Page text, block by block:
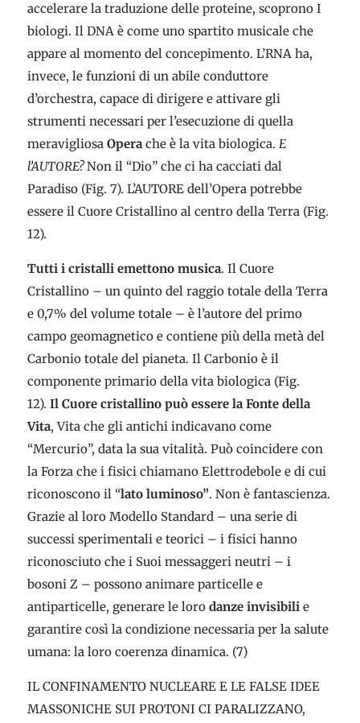
accelerare la traduzione delle proteine, scoprono I
biologi. Il DNA è come uno spartito musicale che
appare al momento del concepimento. L’RNA ha,
invece, le funzioni di un abile conduttore
d’orchestra, capace di dirigere e attivare gli
strumenti necessari per l’esecuzione di quella
meravigliosa Opera che è la vita biologica. E
l’AUTORE?Non il “Dio” che ci ha cacciati dal
Paradiso (Fig. 7). L’AUTORE dell’Opera potrebbe
essere il Cuore Cristallino al centro della Terra (Fig.
12).
Tutti i cristalli emettono musica. Il Cuore
Cristallino – un quinto del raggio totale della Terra
e 0,7% del volume totale – è l’autore del primo
campo geomagnetico e contiene più della metà del
Carbonio totale del pianeta. Il Carbonio è il
componente primario della vita biologica (Fig.
12). Il Cuore cristallino può essere la Fonte della
Vita, Vita che gli antichi indicavano come
“Mercurio”, data la sua vitalità. Può coincidere con
la Forza che i fisici chiamano Elettrodebole e di cui
riconoscono il “lato luminoso”. Non è fantascienza.
Grazie al loro Modello Standard – una serie di
successi sperimentali e teorici – i fisici hanno
riconosciuto che i Suoi messaggeri neutri – i
bosoni Z – possono animare particelle e
antiparticelle, generare le loro danze invisibili e
garantire così la condizione necessaria per la salute
umana: la loro coerenza dinamica. (7)
IL CONFINAMENTO NUCLEARE E LE FALSE IDEE
MASSONICHE SUI PROTONI CI PARALIZZANO,